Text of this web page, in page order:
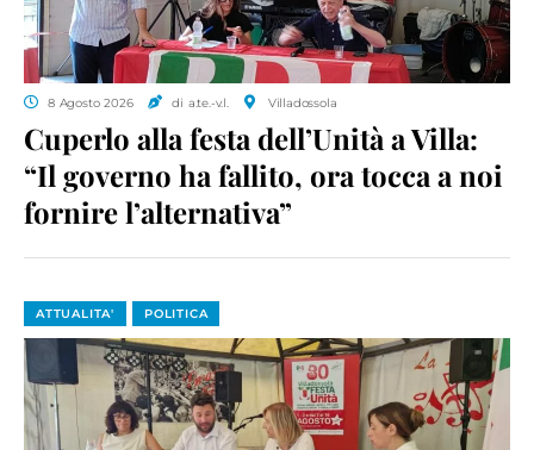
8 Agosto 2026 di a.te.-v.l. Villadossola
Cuperlo alla festa dell’Unità a Villa:
“Il governo ha fallito, ora tocca a noi
fornire l’alternativa”
ATTUALITA' POLITICA